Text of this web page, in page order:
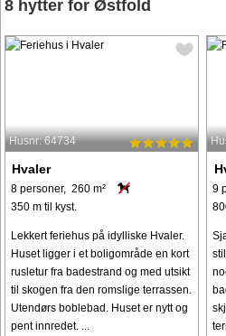
8 hytter for Østfold
Husnr: 64734
Hvaler
8 personer, 260 m²
350 m til kyst.
Lekkert feriehus på idylliske Hvaler.
Huset ligger i et boligområde en kort
rusletur fra badestrand og med utsikt
til skogen fra den romslige terrassen.
Utendørs boblebad. Huset er nytt og
pent innredet. ...
9